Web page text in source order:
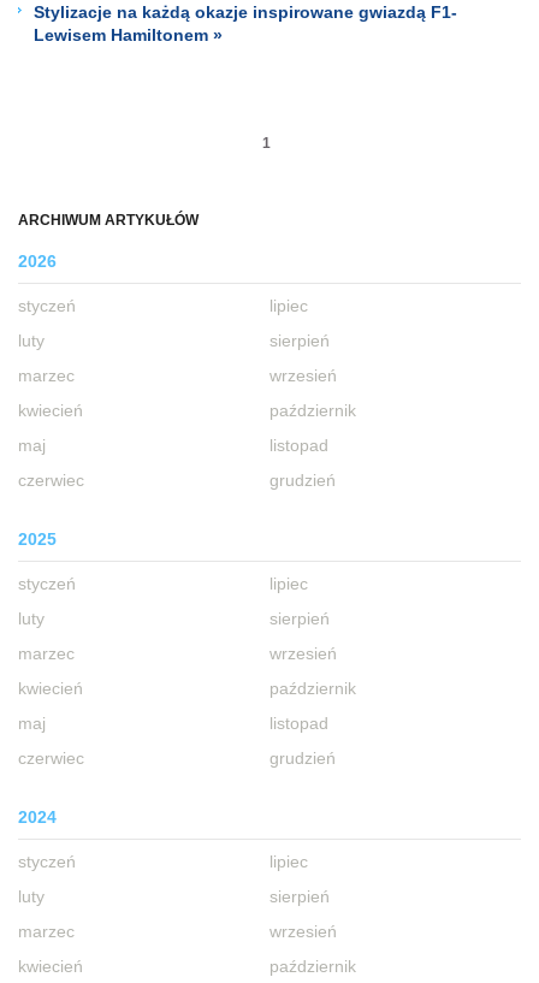
ARCHIWUM ARTYKUŁÓW
2026
styczeń
luty
marzec
kwiecień
maj
czerwiec
lipiec
sierpień
wrzesień
październik
listopad
grudzień
2025
styczeń
luty
marzec
kwiecień
maj
czerwiec
lipiec
sierpień
wrzesień
październik
listopad
grudzień
2024
styczeń
luty
marzec
kwiecień
lipiec
sierpień
wrzesień
październik
Stylizacje na każdą okazje inspirowane gwiazdą F1-
Lewisem Hamiltonem »
1